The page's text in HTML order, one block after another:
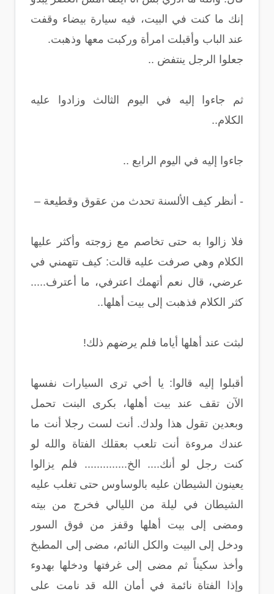
إنك ما كنت في البيت، فيه سيارة بيضاء وقفت
عند الباب وأقبلت امرأة وركبت معها وذهبت.
جعلوا الرجل ينتفض ..
ثم جاءوا إليه في اليوم الثالث وزادوا عليه
الكلام..
جاءوا إليه في اليوم الرابع ..
- أنظر كيف الألسنة تحدث من عقوق وقطيعة –
فلا زالوا به حتى تخاصم مع زوجته وأكثر عليها
الكلام وهي صرفت عليه قالت: كيف تتهمني في
عرضي، قال نعم أتهمك اعترفي، ما أعترف.....
كثر الكلام فذهبت إلى بيت أهلها..
لبثت عند أهلها أياما فلم يرضهم ذلك!
أقبلوا إليه قالوا: يا أخي ترى السيارات نفسها
الآن تقف عند بيت أهلها، بكرى البنت تحمل
وبعدين تقول هذا ولدك. أنت لست رجلا أنت ما
عندك مروءة أنت تلعب بعقلك الفتاة والله لو
كنت رجل لو أنك.... الخ.............. فلم يزالوا
يعينون الشيطان عليه بالوساوس حتى تغلب عليه
الشيطان في ليلة من الليالي فخرج من بيته
ومضى إلى بيت أهلها وقفز من فوق السور
ودخل إلى البيت والكل النائم، مضى إلى المطبخ
وأخذ سكيناً ثم مضى إلى غرفتها ودخلها بهدوء
وإذا الفتاة نائمة في أمان الله قد نامت على